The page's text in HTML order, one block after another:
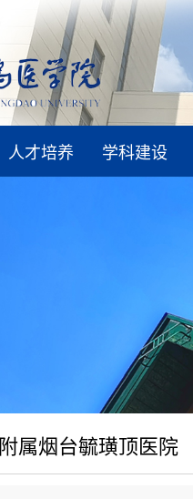
人才培养 学科建设
附属烟台毓璜顶医院